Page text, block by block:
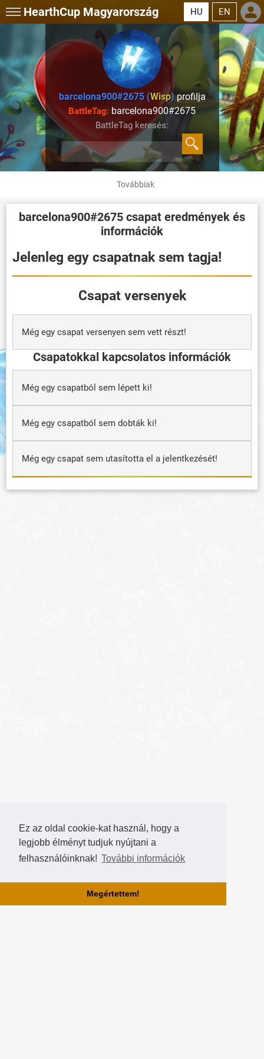
Ez az oldal cookie-kat használ, hogy a
legjobb élményt tudjuk nyújtani a
felhasználóinknak! További információk
Megértettem!
HearthCup Magyarország HU EN
barcelona900#2675 (Wisp)profilja
BattleTag: barcelona900#2675
BattleTag keresés:
Továbbiak
barcelona900#2675 csapat eredmények és
információk
Jelenleg egy csapatnak sem tagja!
Csapat versenyek
Még egy csapat versenyen sem vett részt!
Csapatokkal kapcsolatos információk
Még egy csapatból sem lépett ki!
Még egy csapatból sem dobták ki!
Még egy csapat sem utasította el a jelentkezését!